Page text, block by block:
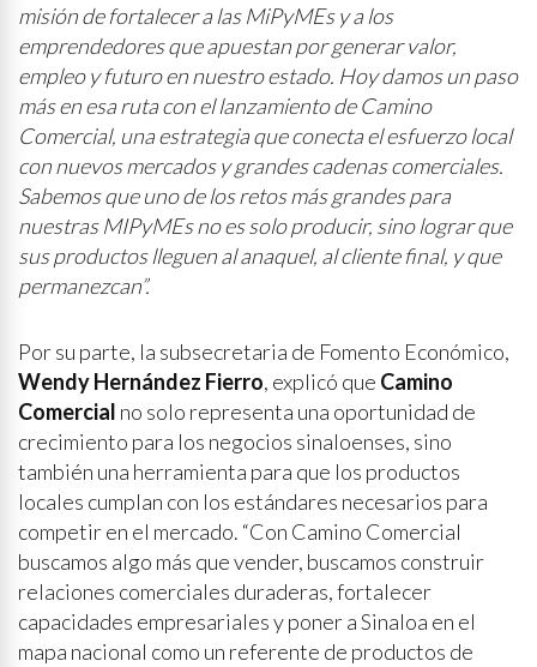
misión de fortalecer a las MiPyMEs y a los
emprendedores que apuestan por generar valor,
empleo y futuro en nuestro estado. Hoy damos un paso
más en esa ruta con el lanzamiento de Camino
Comercial, una estrategia que conecta el esfuerzo local
con nuevos mercados y grandes cadenas comerciales.
Sabemos que uno de los retos más grandes para
nuestras MIPyMEs no es solo producir, sino lograr que
sus productos lleguen al anaquel, al cliente final, y que
permanezcan”.
Por su parte, la subsecretaria de Fomento Económico,
Wendy Hernández Fierro, explicó que Camino
Comercial no solo representa una oportunidad de
crecimiento para los negocios sinaloenses, sino
también una herramienta para que los productos
locales cumplan con los estándares necesarios para
competir en el mercado. “Con Camino Comercial
buscamos algo más que vender, buscamos construir
relaciones comerciales duraderas, fortalecer
capacidades empresariales y poner a Sinaloa en el
mapa nacional como un referente de productos de